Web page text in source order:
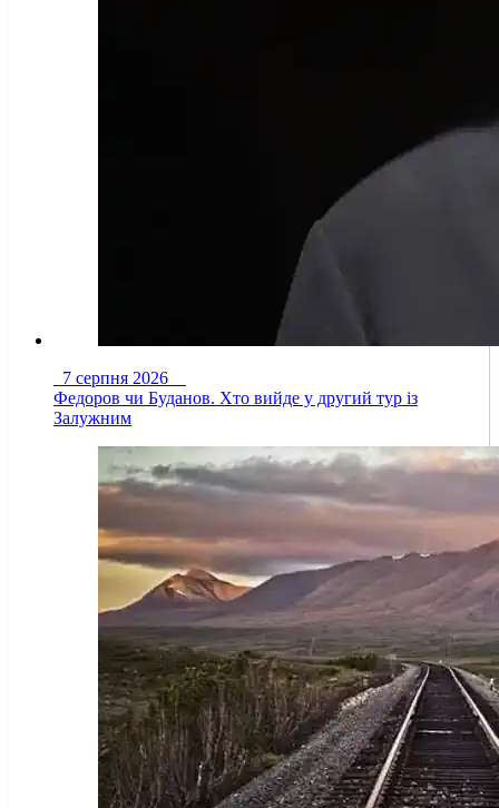
7 серпня 2026
Федоров чи Буданов. Хто вийде у другий тур із
Залужним